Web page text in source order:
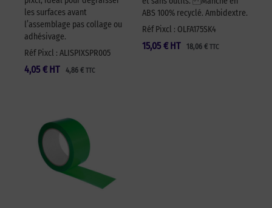
les surfaces avant
l’assemblage pas collage ou
adhésivage.
Réf Pixcl : ALISPIXSPR005
4,05 € 4,86 € TTC
HT
ABS 100% recyclé. Ambidextre.
Réf Pixcl : OLFA175SK4
15,05 € 18,06 € TTC
HT